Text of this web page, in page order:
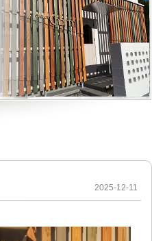
2025-12-11